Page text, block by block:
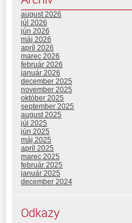
august 2026
júl 2026
jún 2026
máj 2026
apríl 2026
marec 2026
február 2026
január 2026
december 2025
november 2025
október 2025
september 2025
august 2025
júl 2025
jún 2025
máj 2025
apríl 2025
marec 2025
február 2025
január 2025
december 2024
Odkazy